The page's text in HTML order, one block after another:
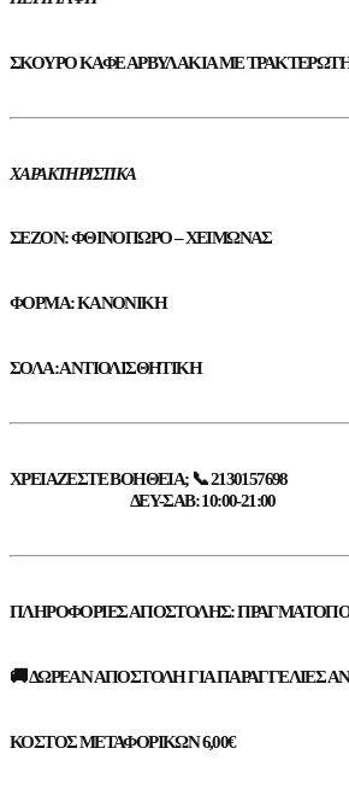
ΣΚΟΎΡΟ ΚΑΦΈ ΑΡΒΥΛΆΚΙΑ ΜΕ ΤΡΑΚΤΕΡΩΤΉ
ΧΑΡΑΚΤΗΡΙΣΤΙΚΆ
ΣΕΖΌΝ: ΦΘΙΝΌΠΩΡΟ – ΧΕΙΜΏΝΑΣ
ΦΌΡΜΑ: ΚΑΝΟΝΙΚΉ
ΣΌΛΑ: ΑΝΤΙΟΛΙΣΘΗΤΙΚΉ
ΧΡΕΙΆΖΕΣΤΕ ΒΟΉΘΕΙΑ; 📞 2130157698
ΔΕΥ-ΣΑΒ: 10:00-21:00
ΠΛΗΡΟΦΟΡΊΕΣ ΑΠΟΣΤΟΛΉΣ:
🚚 ΔΩΡΕΆΝ ΑΠΟΣΤΟΛΉ ΓΙΑ ΠΑΡΑΓΓΕΛΊΕΣ
ΚΌΣΤΟΣ ΜΕΤΑΦΟΡΙΚΏΝ 6,00€